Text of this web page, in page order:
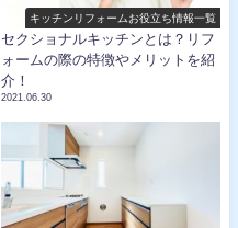
キッチンリフォームお役立ち情報一覧
セクショナルキッチンとは？リフ
ォームの際の特徴やメリットを紹
介！
2021.06.30